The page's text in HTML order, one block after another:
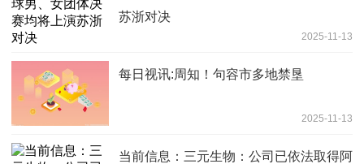
苏浙对决
2025-11-13
每日视讯:周知！句容市多地禁垦
2025-11-13
当前信息：三元生物：公司已依法取得阿